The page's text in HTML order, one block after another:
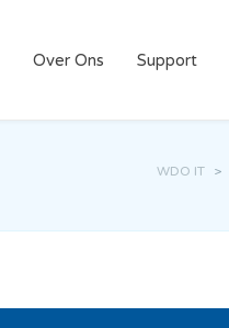
Over Ons Support
WDO IT >